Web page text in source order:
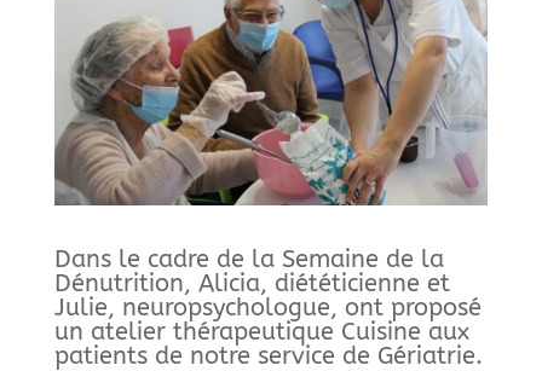
Dans le cadre de la Semaine de la
Dénutrition, Alicia, diététicienne et
Julie, neuropsychologue, ont proposé
un atelier thérapeutique Cuisine aux
patients de notre service de Gériatrie.